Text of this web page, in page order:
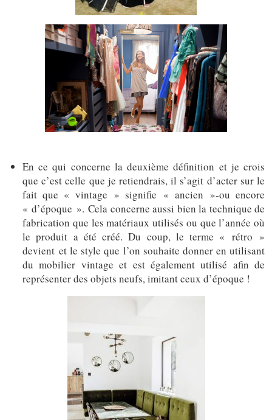
En ce qui concerne la deuxième définition et je crois
que c’est celle que je retiendrais, il s’agit d’acter sur le
fait que « vintage » signifie « ancien »-ou encore
« d’époque ». Cela concerne aussi bien la technique de
fabrication que les matériaux utilisés ou que l’année où
le produit a été créé. Du coup, le terme « rétro »
devient et le style que l’on souhaite donner en utilisant
du mobilier vintage et est également utilisé afin de
représenter des objets neufs, imitant ceux d’époque !